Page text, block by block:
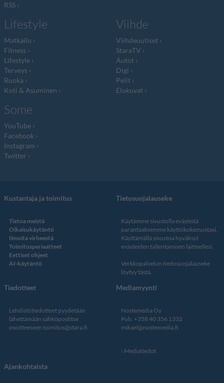
RSS
Lifestyle
Matkailu
Fitness
Lifestyle
Terveys
Ruoka
Koti & Asuminen
Viihde
Viihdeuutiset
StaraTV
Autot
Digi
Pelit
Elokuvat
Some
YouTube
Facebook
Instagram
Twitter
Kustantaja ja toimitus
Tietoa meistä
Oikaisukäytäntö
Ilmoita virheestä
Toimitusperiaatteet
Eettiset ohjeet
AI-käytäntö
Tietosuojalauseke
Käytämme sivustolla evästeitä
parantaaksemme käyttökokemustasi.
Käyttämällä sivustoa hyväksyt
evästeiden tallentamisen laitteellesi.
Verkkopalvelun tiedosuojalauseke
löytyy tästä.
Tiedotteet
Lehdistötiedotteet pyydetään
lähettämään sähköpostitse
osoitteeseen toimitus@stara.fi
Mediamyynti
Nostemedia Oy
Puh. +358 40 356 1332
mikael@nostemedia.fi
Mediatiedot
Ajankohtaista